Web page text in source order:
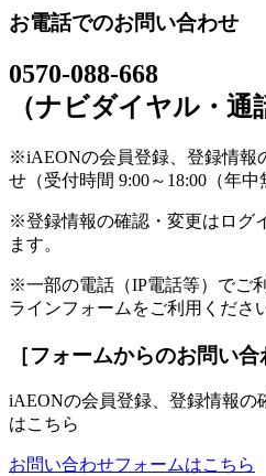
お電話でのお問い合わせ
0570-088-668
（ナビダイヤル・通
※iAEONの会員登録、登録情報
せ（受付時間 9:00～18:00（年中
※登録情報の確認・変更はログ
ます。
※一部の電話（IP電話等）でご
ラインフォームをご利用くださ
［フォームからのお問い合
iAEONの会員登録、登録情報の
はこちら
お問い合わせフォームはこちら